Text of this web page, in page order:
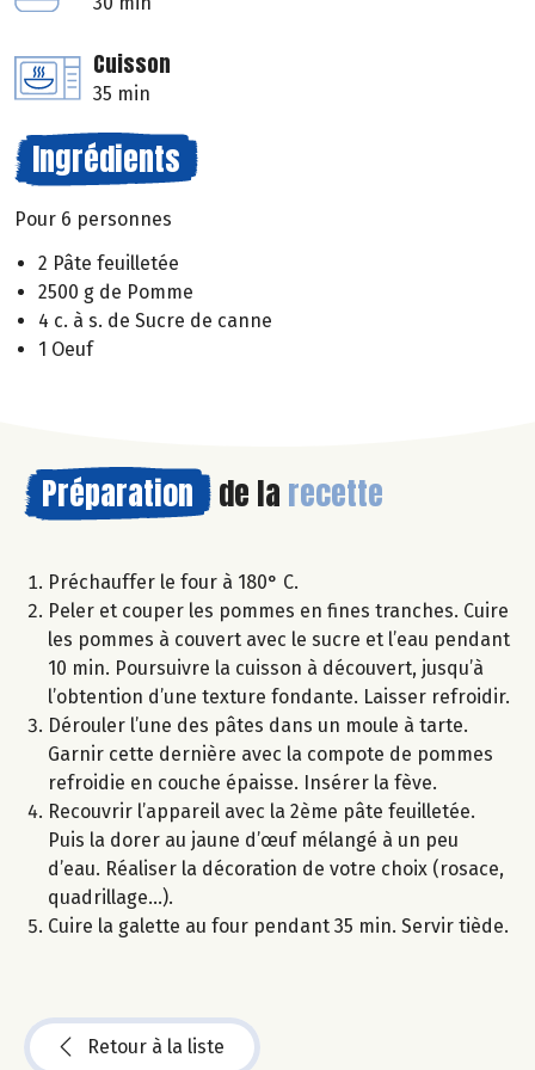
Cuisson
35 min
Ingrédients
Pour 6 personnes
2 Pâte feuilletée
2500 g de Pomme
4 c. à s. de Sucre de canne
1 Oeuf
Préparation de la recette
Préchauffer le four à 180° C.
Peler et couper les pommes en fines tranches. Cuire
les pommes à couvert avec le sucre et l’eau pendant
10 min. Poursuivre la cuisson à découvert, jusqu’à
l’obtention d’une texture fondante. Laisser refroidir.
Dérouler l’une des pâtes dans un moule à tarte.
Garnir cette dernière avec la compote de pommes
refroidie en couche épaisse. Insérer la fève.
Recouvrir l’appareil avec la 2ème pâte feuilletée.
Puis la dorer au jaune d’œuf mélangé à un peu
d’eau. Réaliser la décoration de votre choix (rosace,
quadrillage...).
Cuire la galette au four pendant 35 min. Servir tiède.
Retour à la liste